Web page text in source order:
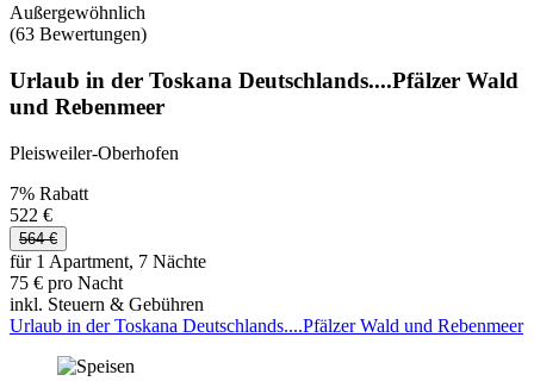
Außergewöhnlich
(63 Bewertungen)
Urlaub in der Toskana Deutschlands....Pfälzer Wald
und Rebenmeer
Pleisweiler-Oberhofen
7% Rabatt
522 €
564 €
für 1 Apartment, 7 Nächte
75 € pro Nacht
inkl. Steuern & Gebühren
Urlaub in der Toskana Deutschlands....Pfälzer Wald und Rebenmeer